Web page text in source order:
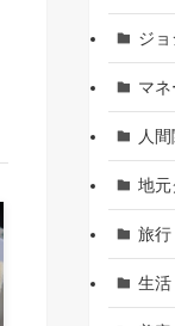
ジ
マネ
人
地元
旅行
生活